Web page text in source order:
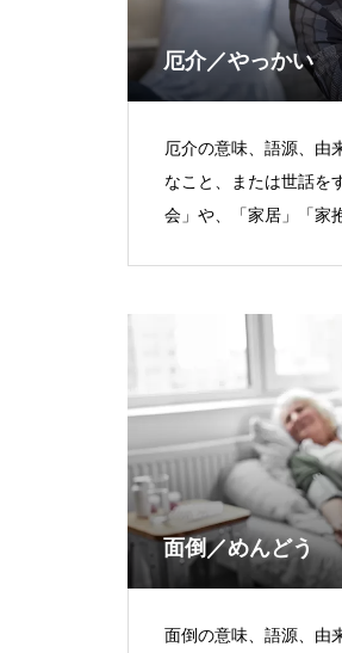
厄介／やっかい
厄介の意味、語源、由
なこと、または世話を
会」や、「家居」「家
面倒／めんどう
面倒の意味、語源、由